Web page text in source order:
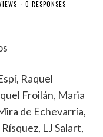
0 RESPONSES
Raquel
Froilán, Maria
de Echevarría,
LJ Salart,